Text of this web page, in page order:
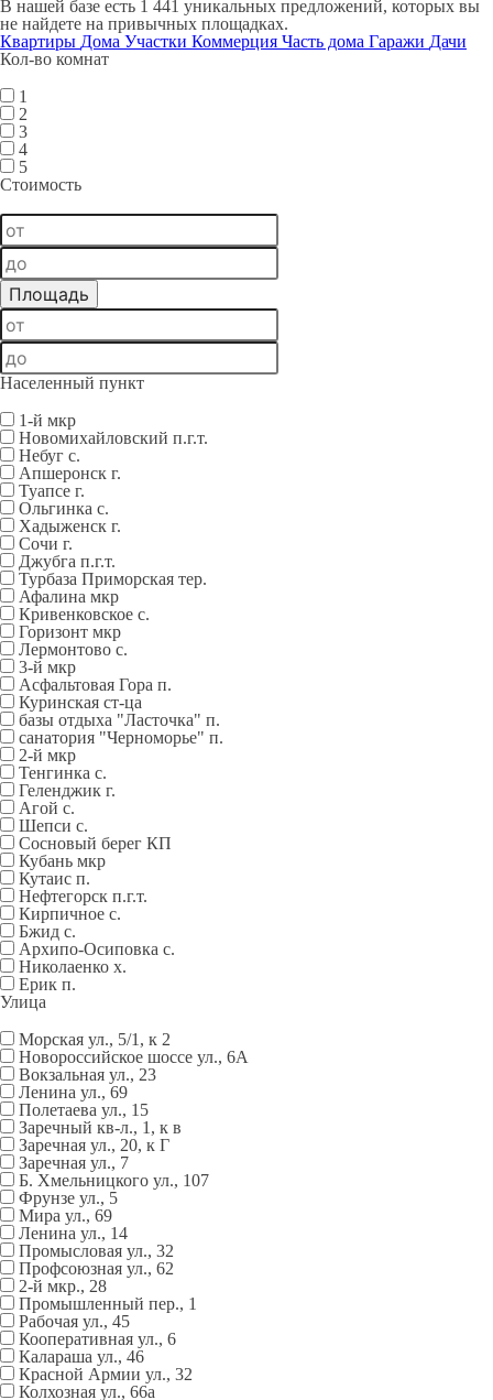
В нашей базе есть 1 441 уникальных предложений, которых вы
не найдете на привычных площадках.
Квартиры Дома Участки Коммерция Часть дома Гаражи Дачи
Кол-во комнат
1
2
3
4
5
Стоимость
Населенный пункт
1-й мкр
Новомихайловский п.г.т.
Небуг с.
Апшеронск г.
Туапсе г.
Ольгинка с.
Хадыженск г.
Сочи г.
Джубга п.г.т.
Турбаза Приморская тер.
Афалина мкр
Кривенковское с.
Горизонт мкр
Лермонтово с.
3-й мкр
Асфальтовая Гора п.
Куринская ст-ца
базы отдыха "Ласточка" п.
санатория "Черноморье" п.
2-й мкр
Тенгинка с.
Геленджик г.
Агой с.
Шепси с.
Сосновый берег КП
Кубань мкр
Кутаис п.
Нефтегорск п.г.т.
Кирпичное с.
Бжид с.
Архипо-Осиповка с.
Николаенко х.
Ерик п.
Улица
Морская ул., 5/1, к 2
Новороссийское шоссе ул., 6А
Вокзальная ул., 23
Ленина ул., 69
Полетаева ул., 15
Заречный кв-л., 1, к в
Заречная ул., 20, к Г
Заречная ул., 7
Б. Хмельницкого ул., 107
Фрунзе ул., 5
Мира ул., 69
Ленина ул., 14
Промысловая ул., 32
Профсоюзная ул., 62
2-й мкр., 28
Промышленный пер., 1
Рабочая ул., 45
Кооперативная ул., 6
Калараша ул., 46
Красной Армии ул., 32
Колхозная ул., 66а